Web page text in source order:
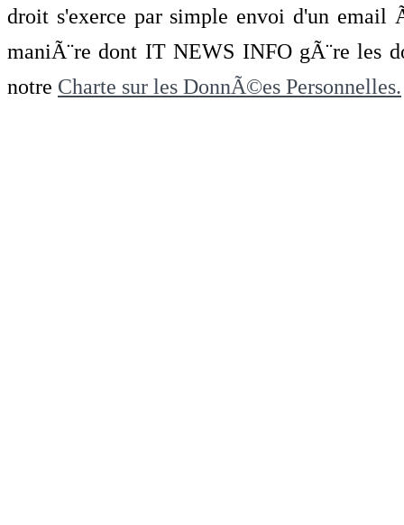
droit s'exerce par simple envoi d'un
maniÃ¨re dont IT NEWS INFO gÃ¨re les
notre Charte sur les DonnÃ©es Personnelles.